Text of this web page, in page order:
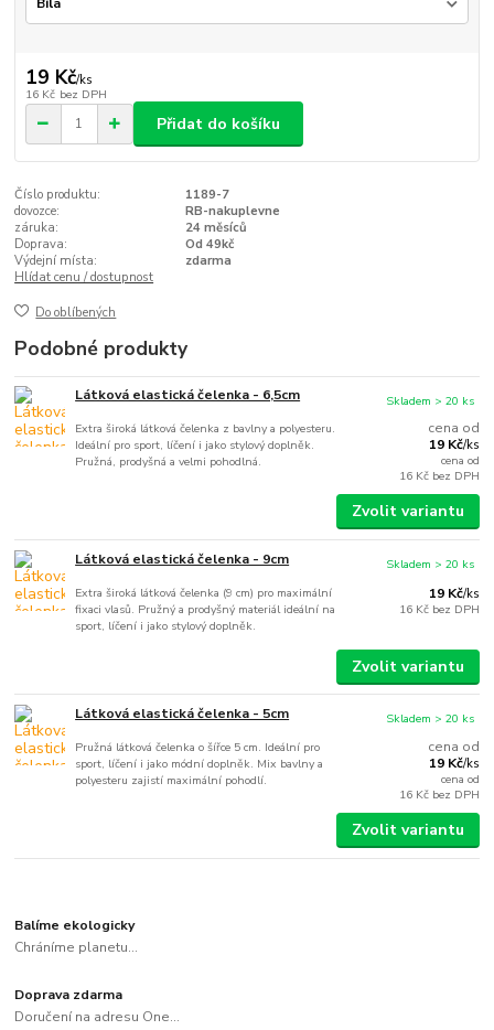
19 Kč/ks
16 Kč bez DPH
Přidat do košíku
Číslo produktu:
1189-7
dovozce:
RB-nakuplevne
záruka:
24 měsíců
Doprava:
Od 49kč
Výdejní místa:
zdarma
Hlídat cenu / dostupnost
Do oblíbených
Podobné produkty
Látková elastická čelenka - 6,5cm
Extra široká látková čelenka z bavlny a polyesteru.
Ideální pro sport, líčení i jako stylový doplněk.
Pružná, prodyšná a velmi pohodlná.
cena od
19 Kč/ks
cena od
16 Kč bez DPH
Skladem > 20 ks
Zvolit variantu
Látková elastická čelenka - 9cm
Extra široká látková čelenka (9 cm) pro maximální
fixaci vlasů. Pružný a prodyšný materiál ideální na
sport, líčení i jako stylový doplněk.
19 Kč/ks
16 Kč bez DPH
Skladem > 20 ks
Zvolit variantu
Látková elastická čelenka - 5cm
Pružná látková čelenka o šířce 5 cm. Ideální pro
sport, líčení i jako módní doplněk. Mix bavlny a
polyesteru zajistí maximální pohodlí.
cena od
19 Kč/ks
cena od
16 Kč bez DPH
Skladem > 20 ks
Zvolit variantu
Balíme ekologicky
Chráníme planetu...
Doprava zdarma
Doručení na adresu One...